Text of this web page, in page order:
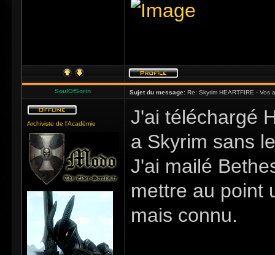
SoulOfSorin Sujet du message: Re: Skyrim HEARTFIRE - Vos
Archiviste de l'Académie
J'ai téléchargé
a Skyrim sans
J'ai mailé
mettre au point
mais connu.